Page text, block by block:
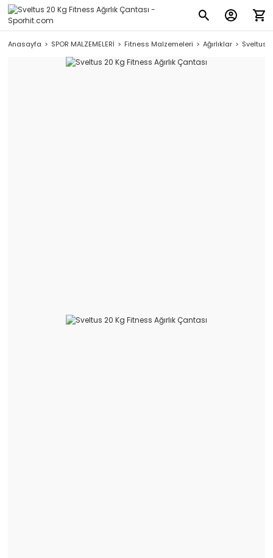
Anasayfa SPOR MALZEMELERİ Fitness Malzemeleri Ağırlıklar Sveltus